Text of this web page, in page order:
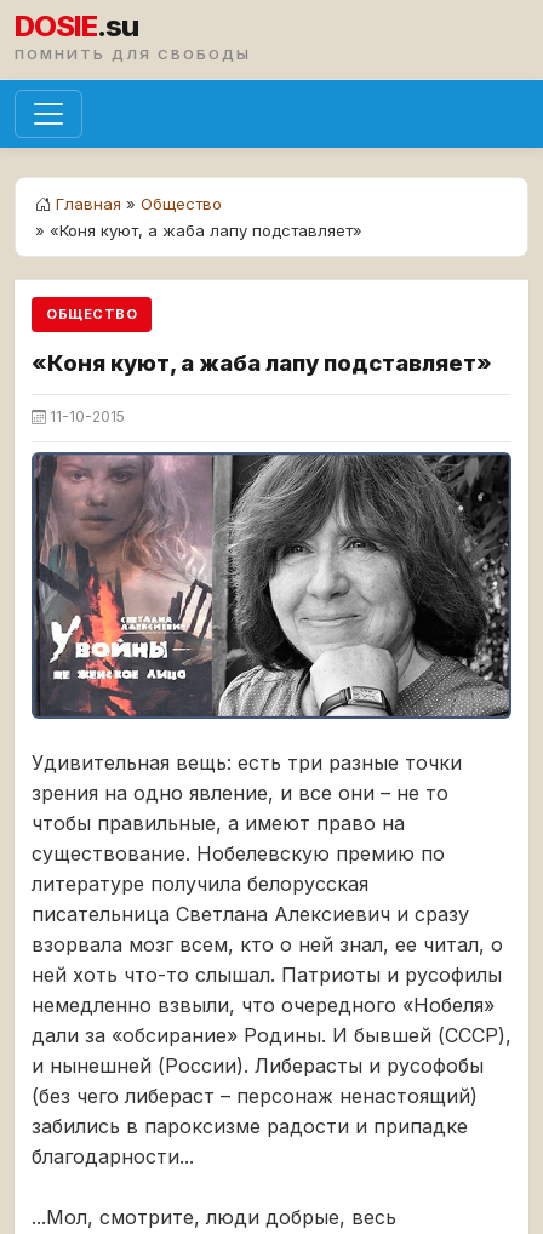
DOSIE.su
ПОМНИТЬ ДЛЯ СВОБОДЫ
Главная » Общество
» «Коня куют, а жаба лапу подставляет»
ОБЩЕСТВО
«Коня куют, а жаба лапу подставляет»
11-10-2015
Удивительная вещь: есть три разные точки
зрения на одно явление, и все они – не то
чтобы правильные, а имеют право на
существование. Нобелевскую премию по
литературе получила белорусская
писательница Светлана Алексиевич и сразу
взорвала мозг всем, кто о ней знал, ее читал, о
ней хоть что-то слышал. Патриоты и русофилы
немедленно взвыли, что очередного «Нобеля»
дали за «обсирание» Родины. И бывшей (СССР),
и нынешней (России). Либерасты и русофобы
(без чего либераст – персонаж ненастоящий)
забились в пароксизме радости и припадке
благодарности...
...Мол, смотрите, люди добрые, весь